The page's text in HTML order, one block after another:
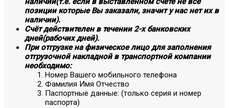
позиции которые Вы заказали, значит у нас нет их в
наличии).
Счёт действителен в течении 2-х банковских
дней(рабочих дней).
При отгрузке на физическое лицо для заполнения
отгрузочной накладной в транспортной компании
необходимо:
Номер Вашего мобильного телефона
Фамилия Имя Отчество
Паспортные данные: (только серия и номер
паспорта)